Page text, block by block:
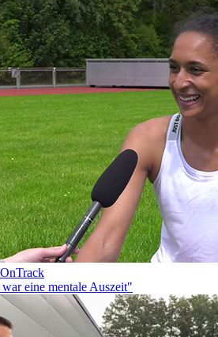
eine mentale Auszeit"